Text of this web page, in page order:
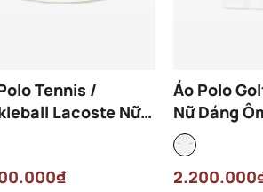
Tennis /
Lacoste Nữ
Ôm Slim Fit
00-70V Màu
Áo Polo
Nữ Dáng
PF5179-00-
Trắng